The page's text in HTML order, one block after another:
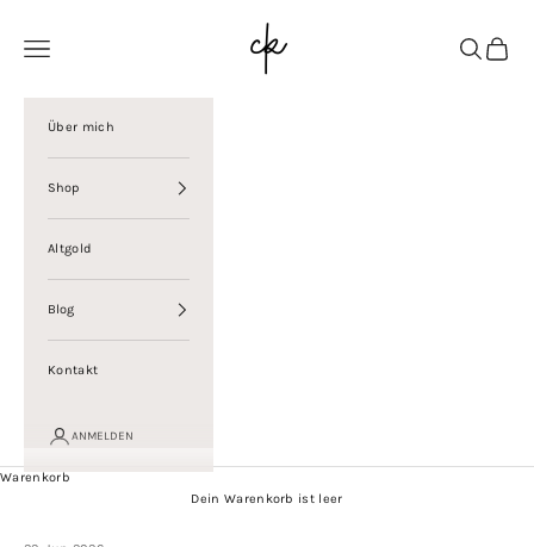
Christina Kolbe
Menü
Suchen
Über mich
Shop
Altgold
Blog
Kontakt
ANMELDEN
Warenkorb
Dein Warenkorb ist leer